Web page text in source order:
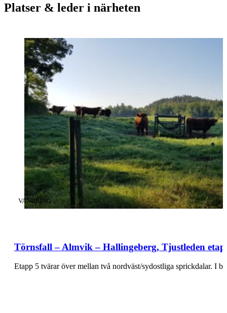
Platser & leder i närheten
Törnsfall – Almvik – Hallingeberg, Tjustleden
KATEGORI:
VANDRING
Etapp 5 tvärar över mellan två nordväst/sydostliga sprickdalar. I